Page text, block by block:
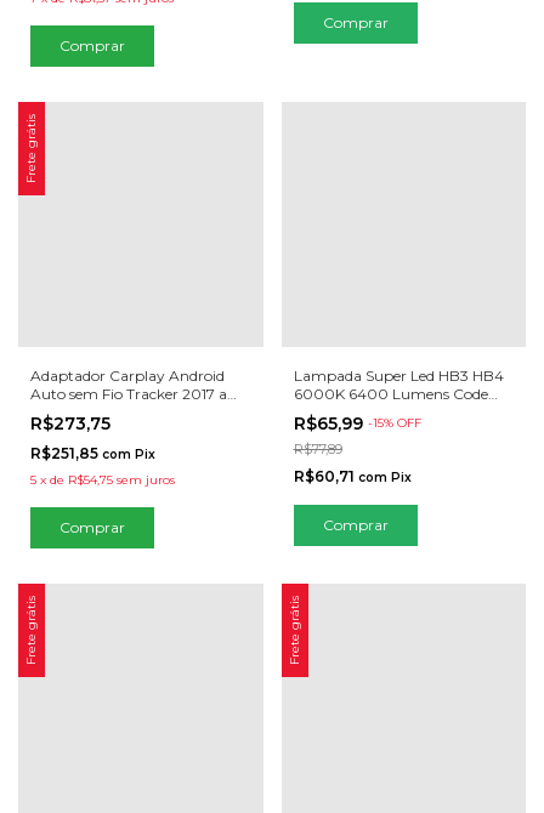
Comprar
Frete grátis
Adaptador Carplay Android
Auto sem Fio Tracker 2017 a
2025
R$273,75
R$251,85 com Pix
5 x de R$54,75 sem juros
Lampada Super Led HB3 HB4
6000K 6400 Lumens Code
New Generation
R$65,99 -15% OFF
R$77,89
R$60,71 com Pix
Comprar
Frete grátis Frete grátis